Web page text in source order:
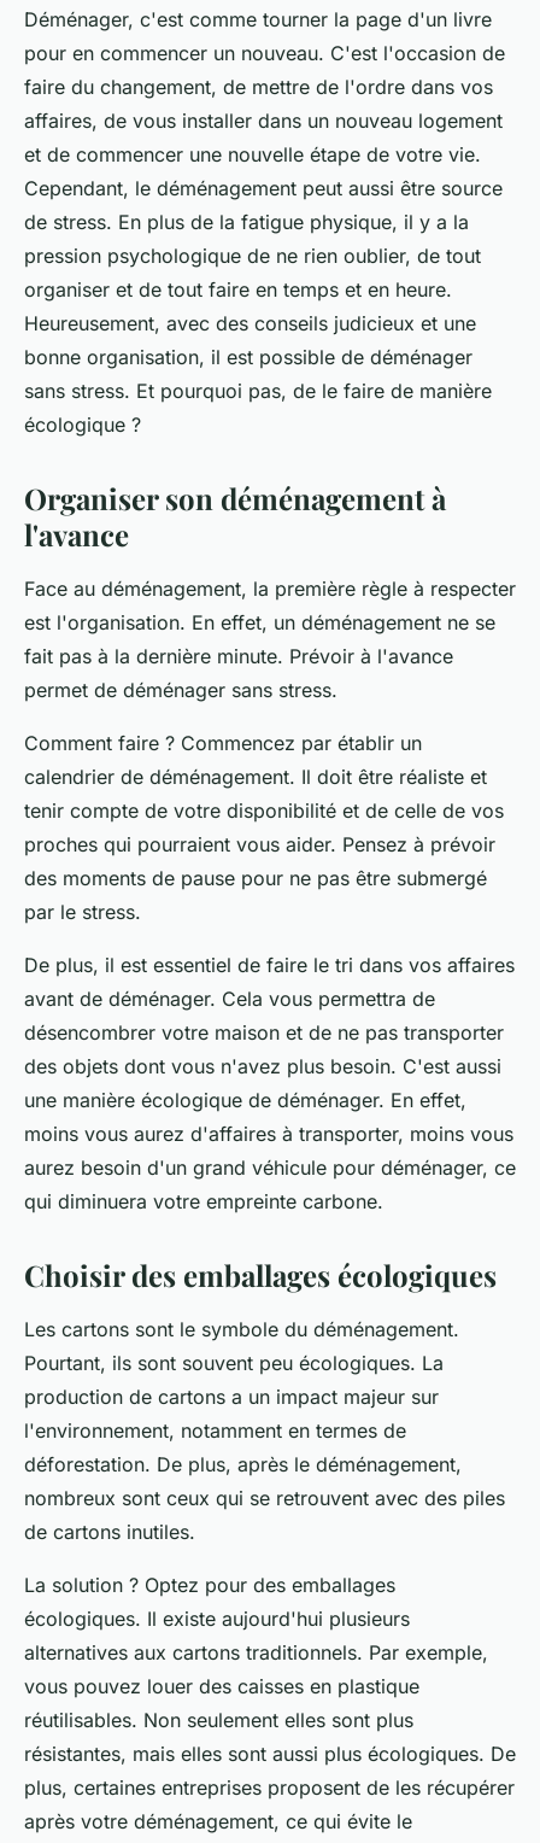
Comment préparer un
déménagement écologique et
sans stress ?
Mélina•10 mai 2024 •6 min de lecture
Déménager, c'est comme tourner la page d'un livre
pour en commencer un nouveau. C'est l'occasion de
faire du changement, de mettre de l'ordre dans vos
affaires, de vous installer dans un nouveau logement
et de commencer une nouvelle étape de votre vie.
Cependant, le déménagement peut aussi être source
de stress. En plus de la fatigue physique, il y a la
pression psychologique de ne rien oublier, de tout
organiser et de tout faire en temps et en heure.
Heureusement, avec des conseils judicieux et une
bonne organisation, il est possible de déménager
sans stress. Et pourquoi pas, de le faire de manière
écologique ?
Organiser son déménagement à
l'avance
Face au déménagement, la première règle à respecter
est l'organisation. En effet, un déménagement ne se
fait pas à la dernière minute. Prévoir à l'avance
permet de déménager sans stress.
Comment faire ? Commencez par établir un
calendrier de déménagement. Il doit être réaliste et
tenir compte de votre disponibilité et de celle de vos
proches qui pourraient vous aider. Pensez à prévoir
des moments de pause pour ne pas être submergé
par le stress.
De plus, il est essentiel de faire le tri dans vos affaires
avant de déménager. Cela vous permettra de
désencombrer votre maison et de ne pas transporter
des objets dont vous n'avez plus besoin. C'est aussi
une manière écologique de déménager. En effet,
moins vous aurez d'affaires à transporter, moins vous
aurez besoin d'un grand véhicule pour déménager, ce
qui diminuera votre empreinte carbone.
Choisir des emballages écologiques
Les cartons sont le symbole du déménagement.
Pourtant, ils sont souvent peu écologiques. La
production de cartons a un impact majeur sur
l'environnement, notamment en termes de
déforestation. De plus, après le déménagement,
nombreux sont ceux qui se retrouvent avec des piles
de cartons inutiles.
La solution ? Optez pour des emballages
écologiques. Il existe aujourd'hui plusieurs
alternatives aux cartons traditionnels. Par exemple,
vous pouvez louer des caisses en plastique
réutilisables. Non seulement elles sont plus
résistantes, mais elles sont aussi plus écologiques. De
plus, certaines entreprises proposent de les récupérer
après votre déménagement, ce qui évite le